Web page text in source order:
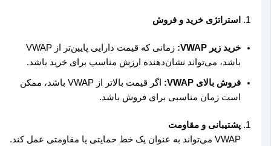
استراتژی خرید و فروش
خرید زیر VWAP:
زمانی که قیمت دارایی پایین‌تر از VWAP
باشد، می‌تواند نشان‌دهنده ارزش مناسب برای خرید باشد.
فروش بالای VWAP:
اگر قیمت بالاتر از VWAP باشد، ممکن
است زمان مناسبی برای فروش باشد.
پشتیبانی و مقاومت
VWAP می‌تواند به عنوان یک خط حمایتی یا مقاومتی عمل کند.